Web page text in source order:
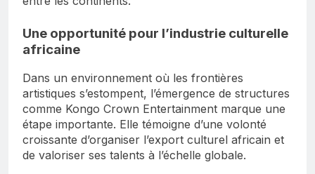
Une opportunité pour l’industrie culturelle
africaine
Dans un environnement où les frontières
artistiques s’estompent, l’émergence de structures
comme Kongo Crown Entertainment marque une
étape importante. Elle témoigne d’une volonté
croissante d’organiser l’export culturel africain et
de valoriser ses talents à l’échelle globale.